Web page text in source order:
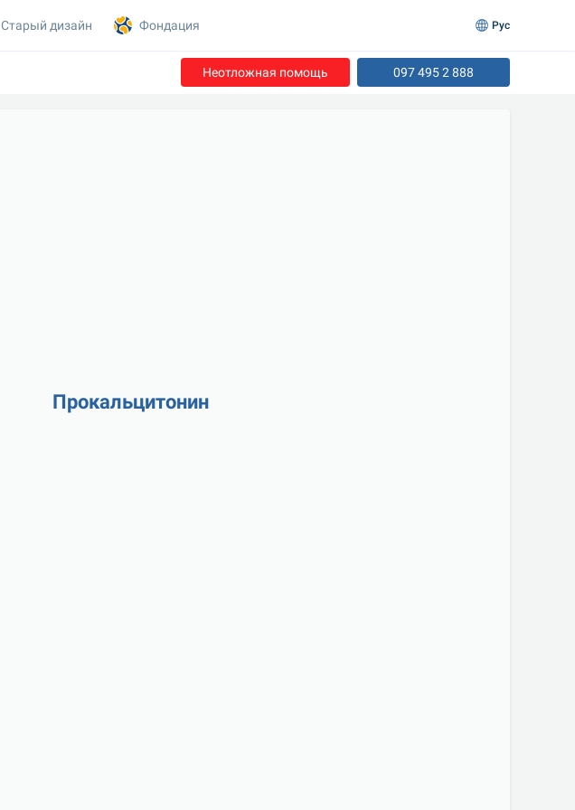
Неотложная помощь 097 495 2 888
Прокальцитонин
Старый дизайн Фондация Рус